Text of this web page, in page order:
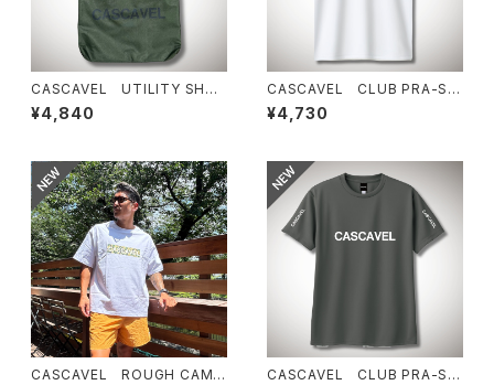
CASCAVEL UTILITY SHO
ULDER TOTE オリーブ
¥4,840
CASCAVEL CLUB PRA-SHI
RT ホワイト
¥4,730
CASCAVEL ROUGH CAMO
CASCAVEL CLUB PRA-SHI